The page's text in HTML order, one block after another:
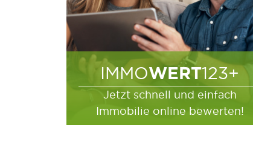
IMMOWERT123+
Jetzt schnell und einfach
Immobilie online bewerten!